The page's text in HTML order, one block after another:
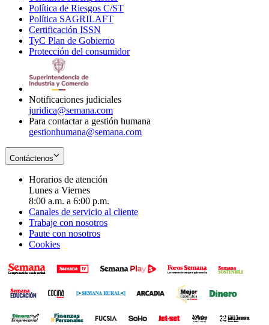
window
in
Política de Riesgos C/ST
Política SAGRILAFT
new
window
Certificación ISSN
in
new
TyC Plan de Gobierno
in
Protección del consumidorOpens
Notificaciones judiciales
juridica@semana.com
Para contactar a gestión humana
gestionhumana@semana.com
Contáctenos
Horarios de atención
Lunes a Viernes
8:00 a.m. a 6:00 p.m.
Canales de servicio al cliente
Trabaje con nosotros
Paute con nosotros
Cookies